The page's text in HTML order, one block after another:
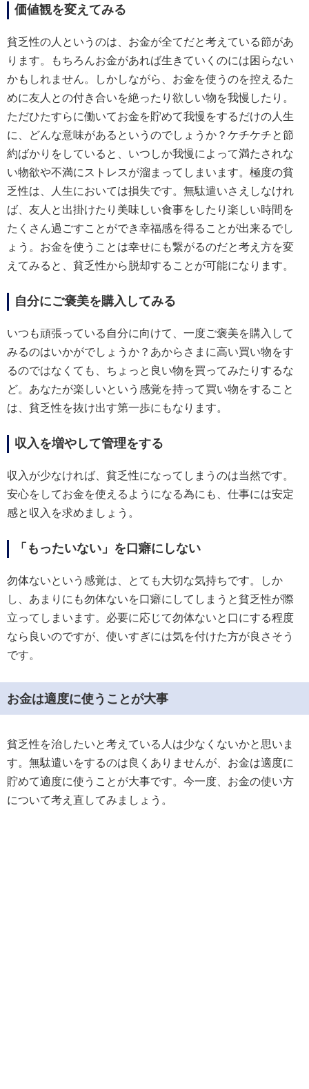
価値観を変えてみる
貧乏性の人というのは、お金が全てだと考えている節があ
ります。もちろんお金があれば生きていくのには困らない
かもしれません。しかしながら、お金を使うのを控えるた
めに友人との付き合いを絶ったり欲しい物を我慢したり。
ただひたすらに働いてお金を貯めて我慢をするだけの人生
に、どんな意味があるというのでしょうか？ケチケチと節
約ばかりをしていると、いつしか我慢によって満たされな
い物欲や不満にストレスが溜まってしまいます。極度の貧
乏性は、人生においては損失です。無駄遣いさえしなけれ
ば、友人と出掛けたり美味しい食事をしたり楽しい時間を
たくさん過ごすことができ幸福感を得ることが出来るでし
ょう。お金を使うことは幸せにも繋がるのだと考え方を変
えてみると、貧乏性から脱却することが可能になります。
自分にご褒美を購入してみる
いつも頑張っている自分に向けて、一度ご褒美を購入して
みるのはいかがでしょうか？あからさまに高い買い物をす
るのではなくても、ちょっと良い物を買ってみたりするな
ど。あなたが楽しいという感覚を持って買い物をすること
は、貧乏性を抜け出す第一歩にもなります。
収入を増やして管理をする
収入が少なければ、貧乏性になってしまうのは当然です。
安心をしてお金を使えるようになる為にも、仕事には安定
感と収入を求めましょう。
「もったいない」を口癖にしない
勿体ないという感覚は、とても大切な気持ちです。しか
し、あまりにも勿体ないを口癖にしてしまうと貧乏性が際
立ってしまいます。必要に応じて勿体ないと口にする程度
なら良いのですが、使いすぎには気を付けた方が良さそう
です。
お金は適度に使うことが大事
貧乏性を治したいと考えている人は少なくないかと思いま
す。無駄遣いをするのは良くありませんが、お金は適度に
貯めて適度に使うことが大事です。今一度、お金の使い方
について考え直してみましょう。